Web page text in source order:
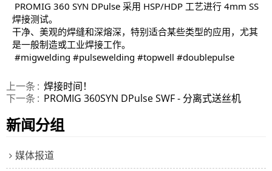
焊接测试。
干净、美观的焊缝和深熔深，特别适合某些类型的应用，尤其
是一般制造或工业焊接工作。
#migwelding #pulsewelding #topwell #doublepulse
上一条
焊接时间！
下一条
PROMIG 360SYN DPulse SWF - 分离式送丝机
新闻分组
媒体报道